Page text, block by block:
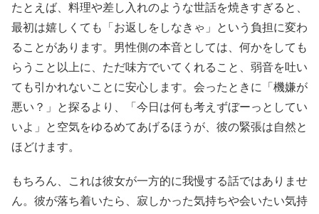
たとえば、料理や差し入れのような世話を焼きすぎると、
最初は嬉しくても「お返しをしなきゃ」という負担に変わ
ることがあります。男性側の本音としては、何かをしても
らうこと以上に、ただ味方でいてくれること、弱音を吐い
ても引かれないことに安心します。会ったときに「機嫌が
悪い？」と探るより、「今日は何も考えずぼーっとしてい
いよ」と空気をゆるめてあげるほうが、彼の緊張は自然と
ほどけます。
もちろん、これは彼女が一方的に我慢する話ではありませ
ん。彼が落ち着いたら、寂しかった気持ちや会いたい気持